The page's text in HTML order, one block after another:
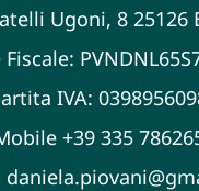
Ugoni, 8 25126
IVA:
+39 335